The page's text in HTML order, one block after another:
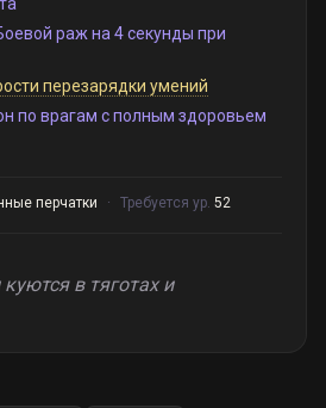
раж на 4 секунды при
перезарядки умений
по врагам с полным здоровьем
перчатки · Требуется ур. 52
в тяготах и